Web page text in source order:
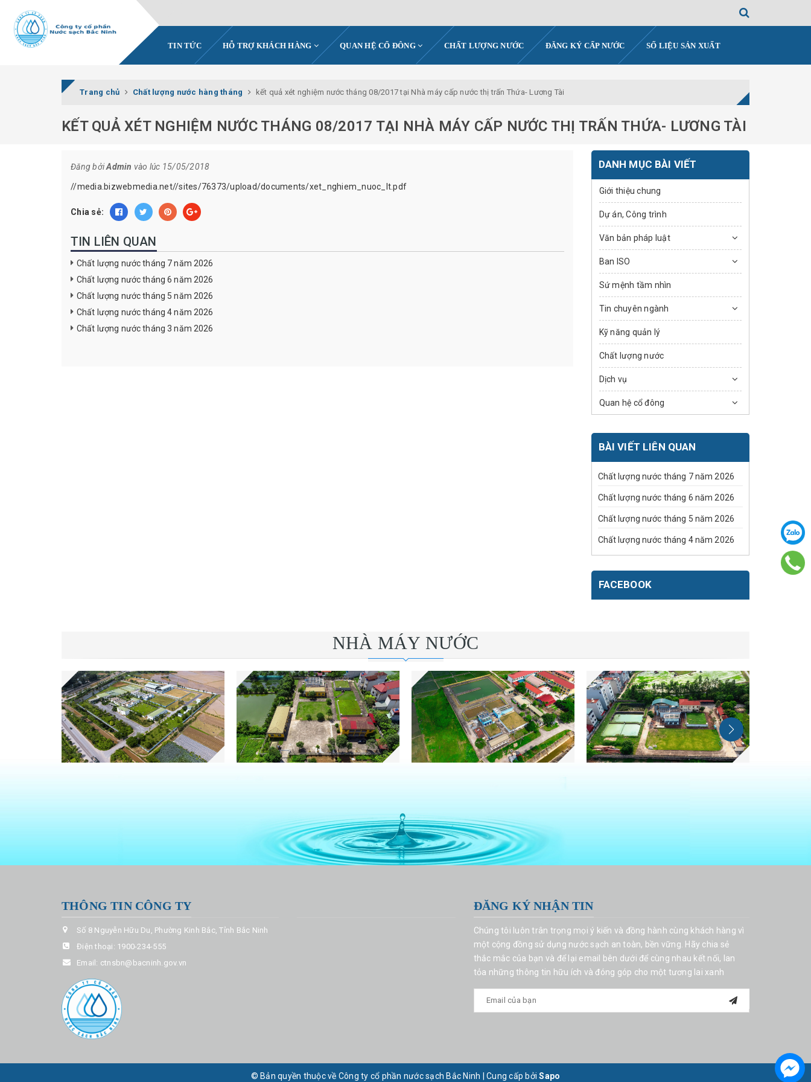
TIN TỨC HỖ TRỢ KHÁCH HÀNG QUAN HỆ CỔ ĐÔNG CHẤT LƯỢNG NƯỚC ĐĂNG KÝ CẤP NƯỚC SỐ LIỆU SẢN XUẤT
Trang chủ Chất lượng nước hàng tháng kết quả xét nghiệm nước tháng 08/2017 tại Nhà máy cấp nước thị trấn Thứa- Lương Tài
KẾT QUẢ XÉT NGHIỆM NƯỚC THÁNG 08/2017 TẠI NHÀ MÁY CẤP NƯỚC THỊ TRẤN THỨA- LƯƠNG TÀI
Đăng bởiAdmin vào lúc 15/05/2018
//media.bizwebmedia.net//sites/76373/upload/documents/xet_nghiem_nuoc_lt.pdf
Chia sẻ:
TIN LIÊN QUAN
Chất lượng nước tháng 7 năm 2026
Chất lượng nước tháng 6 năm 2026
Chất lượng nước tháng 5 năm 2026
Chất lượng nước tháng 4 năm 2026
Chất lượng nước tháng 3 năm 2026
DANH MỤC BÀI VIẾT
Giới thiệu chung
Dự án, Công trình
Văn bản pháp luật
Ban ISO
Sứ mệnh tầm nhìn
Tin chuyên ngành
Kỹ năng quản lý
Chất lượng nước
Dịch vụ
Quan hệ cổ đông
BÀI VIẾT LIÊN QUAN
Chất lượng nước tháng 7 năm 2026
Chất lượng nước tháng 6 năm 2026
Chất lượng nước tháng 5 năm 2026
Chất lượng nước tháng 4 năm 2026
FACEBOOK
NHÀ MÁY NƯỚC
THÔNG TIN CÔNG TY
Số 8 Nguyễn Hữu Du, Phường Kinh Bắc, Tỉnh Bắc Ninh
Điện thoại: 1900-234-555
Email: ctnsbn@bacninh.gov.vn
ĐĂNG KÝ NHẬN TIN
Chúng tôi luôn trân trọng mọi ý kiến và đồng hành cùng khách hàng vì
một cộng đồng sử dụng nước sạch an toàn, bền vững. Hãy chia sẻ
thắc mắc của bạn và để lại email bên dưới để cùng nhau kết nối, lan
tỏa những thông tin hữu ích và đóng góp cho một tương lai xanh
© Bản quyền thuộc về Công ty cổ phần nước sạch Bắc Ninh Cung cấp bởiSapo